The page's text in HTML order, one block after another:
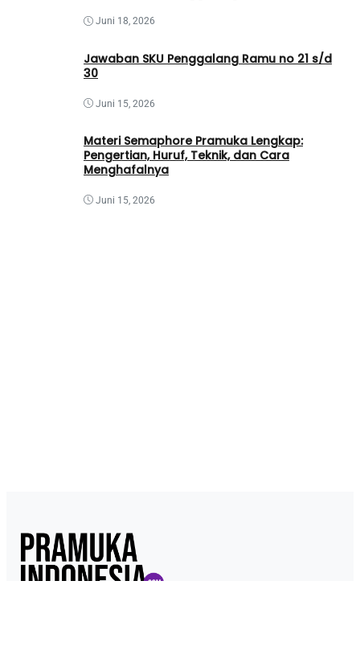
Juni 18, 2026
Jawaban SKU Penggalang Ramu no 21 s/d
30
Juni 15, 2026
Materi Semaphore Pramuka Lengkap:
Pengertian, Huruf, Teknik, dan Cara
Menghafalnya
Juni 15, 2026